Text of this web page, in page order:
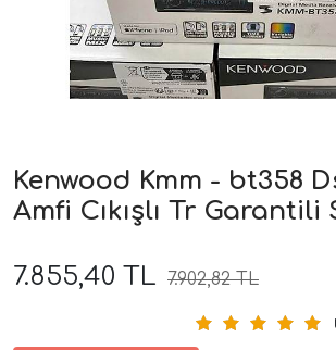
Kenwood Kmm - bt358
Amfi Cıkışlı Tr Garantili
7.855,40 TL 7.902,82 TL